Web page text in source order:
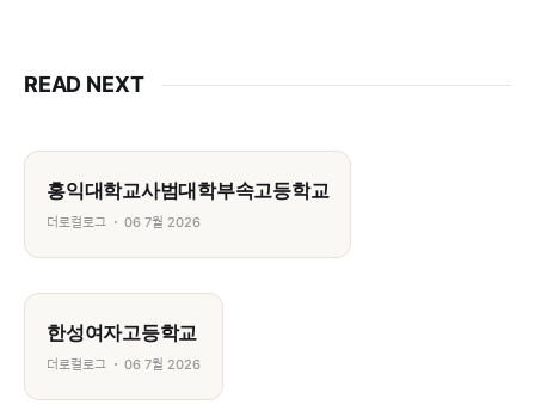
READ NEXT
홍익대학교사범대학부속고등학교
더로컬로그 06 7월 2026
한성여자고등학교
더로컬로그 06 7월 2026